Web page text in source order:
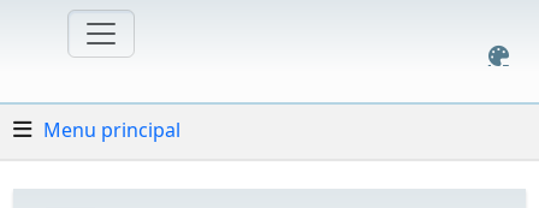
Menu principal